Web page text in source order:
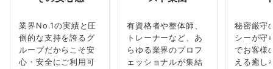
業界No.1の実績と圧
倒的な支持を誇るグ
ループだからこそ安
心・安全にご利用可
有資格者や整体師、
トレーナーなど、あ
らゆる業界のプロフ
ェッショナルが集結
秘密厳守
シーが守
でお客様
える癒し